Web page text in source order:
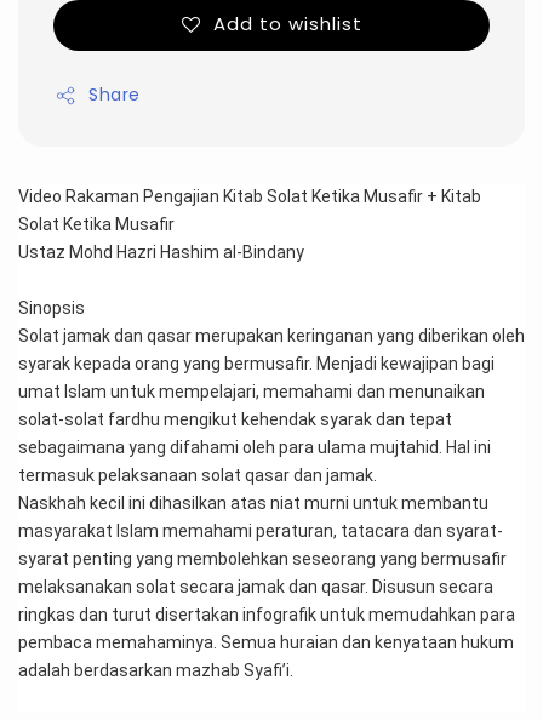
Add to wishlist
Share
Video Rakaman Pengajian Kitab Solat Ketika Musafir + Kitab
Solat Ketika Musafir
Ustaz Mohd Hazri Hashim al-Bindany
Sinopsis
Solat jamak dan qasar merupakan keringanan yang diberikan oleh
syarak kepada orang yang bermusafir. Menjadi kewajipan bagi
umat Islam untuk mempelajari, memahami dan menunaikan
solat-solat fardhu mengikut kehendak syarak dan tepat
sebagaimana yang difahami oleh para ulama mujtahid. Hal ini
termasuk pelaksanaan solat qasar dan jamak.
Naskhah kecil ini dihasilkan atas niat murni untuk membantu
masyarakat Islam memahami peraturan, tatacara dan syarat-
syarat penting yang membolehkan seseorang yang bermusafir
melaksanakan solat secara jamak dan qasar. Disusun secara
ringkas dan turut disertakan infografik untuk memudahkan para
pembaca memahaminya. Semua huraian dan kenyataan hukum
adalah berdasarkan mazhab Syafi’i.